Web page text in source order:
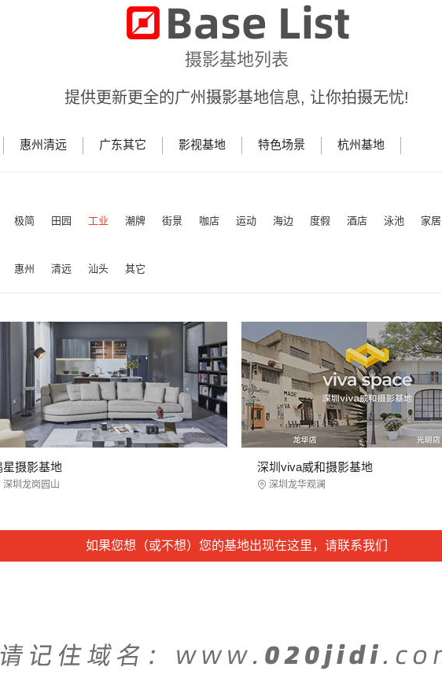
摄影基地列表
提供更新更全的广州摄影基地信息, 让你拍摄无忧!
惠州清远 广东其它 影视基地 特色场景 杭州基地
极简 田园 工业 潮牌 街景 咖店 运动 海边 度假 酒店 泳池 家居
惠州 清远 汕头 其它
星摄影基地
深圳龙岗园山
深圳viva威和摄影基地
深圳龙华观澜
如果您想（或不想）您的基地出现在这里，请联系我们